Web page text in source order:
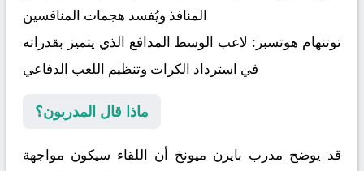
المنافذ ويُفسد هجمات المنافسين
توتنهام هوتسبر: لاعب الوسط المدافع الذي يتميز بقدراته
في استرداد الكرات وتنظيم اللعب الدفاعي
ماذا قال المدربون؟
قد يوضح مدرب بايرن ميونخ أن اللقاء سيكون مواجهة